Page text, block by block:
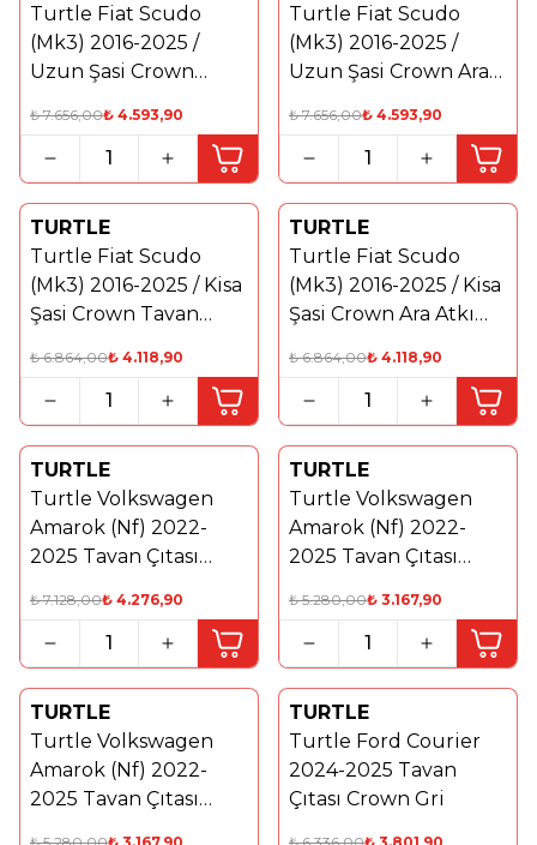
Turtle Fiat Scudo
(Mk3) 2016-2025 /
Uzun Şasi Crown
₺7.656,00₺ 4.593,90
Turtle Fiat Scudo
(Mk3) 2016-2025 /
Uzun Şasi Crown Ara
₺7.656,00₺ 4.593,90
Yeni
TURTLE
Turtle Fiat Scudo
(Mk3) 2016-2025 / Kisa
Şasi Crown Tavan
₺6.864,00₺ 4.118,90
%40
TURTLE
Turtle Fiat Scudo
(Mk3) 2016-2025 / Kisa
Şasi Crown Ara Atkı
₺6.864,00₺ 4.118,90
Yeni
TURTLE
Turtle Volkswagen
Amarok (Nf) 2022-
2025 Tavan Çıtası
₺7.128,00₺ 4.276,90
Yeni
TURTLE
Turtle Volkswagen
Amarok (Nf) 2022-
2025 Tavan Çıtası
₺5.280,00₺ 3.167,90
%40
TURTLE
Turtle Volkswagen
Amarok (Nf) 2022-
2025 Tavan Çıtası
Yeni
TURTLE
Turtle Ford Courier
2024-2025 Tavan
Çıtası Crown Gri